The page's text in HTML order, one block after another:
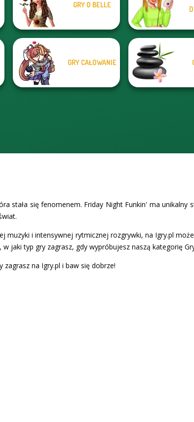
GRY O BELLE
GRY CAŁOWANIE
stała się fenomenem. Friday Night Funkin' ma
i intensywnej rytmicznej rozgrywki, na Igry.pl
jaki typ gry zagrasz, gdy wypróbujesz naszą kategorię
na Igry.pl i baw się dobrze!